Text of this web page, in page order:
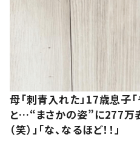
母「刺青入れた」17歳息子「
と…“まさかの姿”に277万
（笑）」「な、なるほど！！」